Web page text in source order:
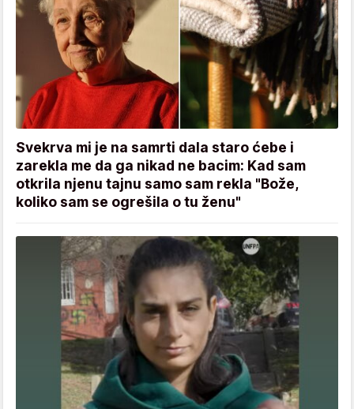
Svekrva mi je na samrti dala staro ćebe i
zarekla me da ga nikad ne bacim: Kad sam
otkrila njenu tajnu samo sam rekla "Bože,
koliko sam se ogrešila o tu ženu"